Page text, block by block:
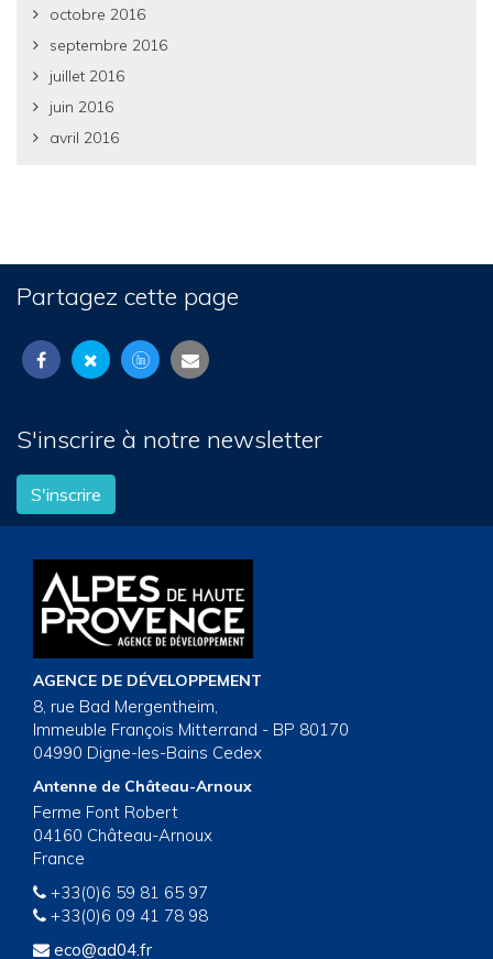
octobre 2016
septembre 2016
juillet 2016
juin 2016
avril 2016
Partagez cette page
S'inscrire à notre newsletter
S'inscrire
AGENCE DE DÉVELOPPEMENT
8, rue Bad Mergentheim,
Immeuble François Mitterrand - BP 80170
04990 Digne-les-Bains Cedex
Antenne de Château-Arnoux
Ferme Font Robert
04160 Château-Arnoux
France
+33(0)6 59 81 65 97
+33(0)6 09 41 78 98
eco@ad04.fr